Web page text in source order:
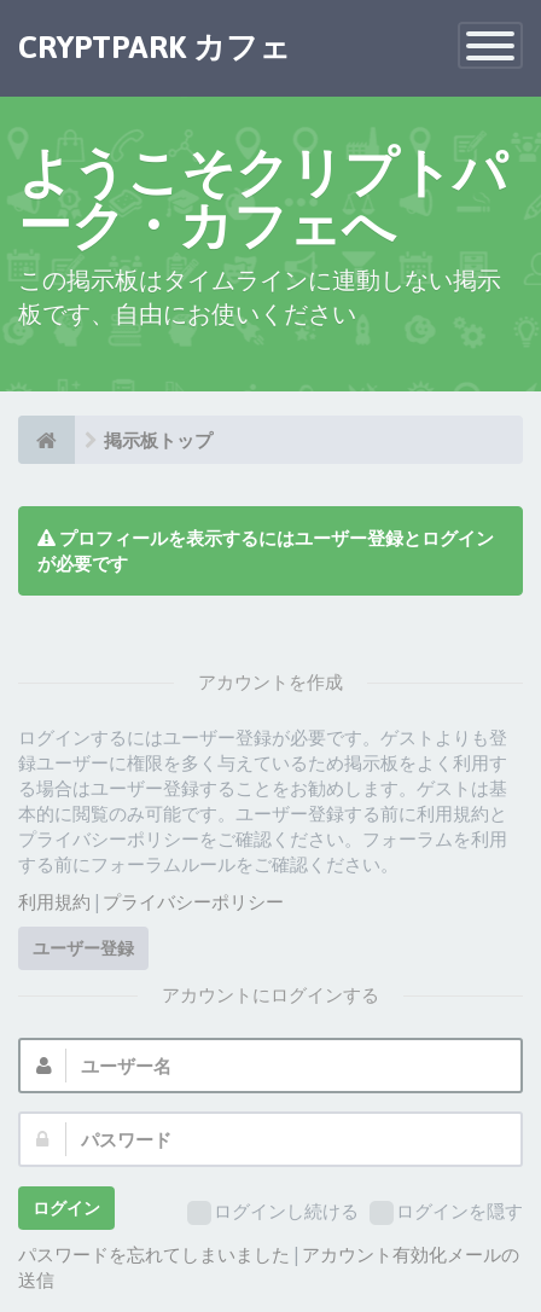
Toggle
CRYPTPARK カフェ ×
ようこそクリプトパ
ーク・カフェへ
この掲示板はタイムラインに連動しない掲示
板です、自由にお使いください
掲示板トップ
プロフィールを表示するにはユーザー登録とログイン
が必要です
アカウントを作成
ログインするにはユーザー登録が必要です。ゲストよりも登
録ユーザーに権限を多く与えているため掲示板をよく利用す
る場合はユーザー登録することをお勧めします。ゲストは基
本的に閲覧のみ可能です。ユーザー登録する前に利用規約と
プライバシーポリシーをご確認ください。フォーラムを利用
する前にフォーラムルールをご確認ください。
利用規約 | プライバシーポリシー
ユーザー登録
アカウントにログインする
ユ
ザ
名:
ド:
ログインし続ける ログインを隠す
ログイン
パスワードを忘れてしまいました | アカウント有効化メールの
送信